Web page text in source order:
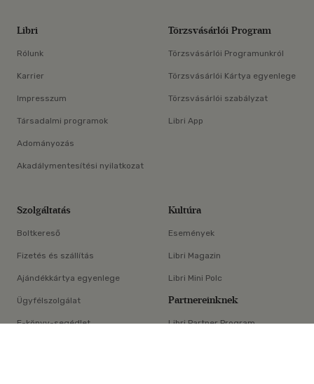
×
Libri
Rólunk
Karrier
Impresszum
Társadalmi programok
Adományozás
Akadálymentesítési nyilatkozat
Törzsvásárlói Program
Törzsvásárlói Programunkról
Törzsvásárlói Kártya egyenlege
Törzsvásárlói szabályzat
Libri App
Szolgáltatás
Boltkereső
Fizetés és szállítás
Ajándékkártya egyenlege
Ügyfélszolgálat
E-könyv-segédlet
Kultúra
Események
Libri Magazin
Libri Mini Polc
Partnereinknek
Libri Partner Program